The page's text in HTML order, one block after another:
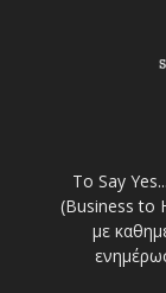
Το Say
(Business to
με